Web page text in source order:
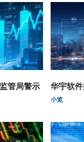
管局警示
华宇软
小览